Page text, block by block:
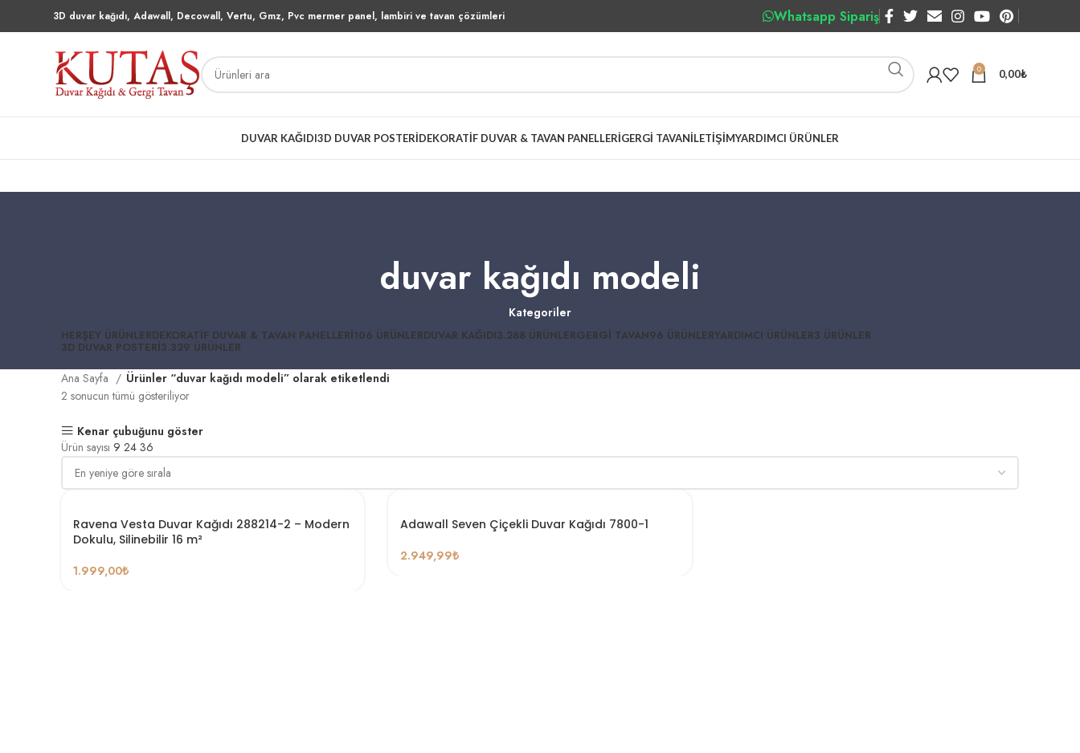
3D duvar kağıdı, Adawall, Decowall, Vertu, Gmz, Pvc mermer panel, lambiri ve tavan çözümleri Whatsapp Sipariş
0 0,00₺
DUVAR KAĞIDI3D DUVAR POSTERIDEKORATIF DUVAR & TAVAN PANELLERIGERGI TAVANİLETIŞIMYARDIMCI ÜRÜNLER
duvar kağıdı modeli
Kategoriler
HERŞEY ÜRÜNLERDEKORATIF DUVAR & TAVAN PANELLERI106 ÜRÜNLERDUVAR KAĞIDI3.288 ÜRÜNLERGERGI TAVAN96 ÜRÜNLERYARDIMCI ÜRÜNLER3 ÜRÜNLER
3D DUVAR POSTERI3.329 ÜRÜNLER
Ana Sayfa
Ürünler “duvar kağıdı modeli” olarak etiketlendi
2 sonucun tümü gösteriliyor
Kenar çubuğunu göster
Ürün sayısı 9 24 36
Ravena Vesta Duvar Kağıdı 288214-2 – Modern
Dokulu, Silinebilir 16 m²
1.999,00₺
Adawall Seven Çiçekli Duvar Kağıdı 7800-1
2.949,99₺